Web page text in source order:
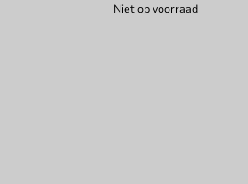
Niet op voorraad